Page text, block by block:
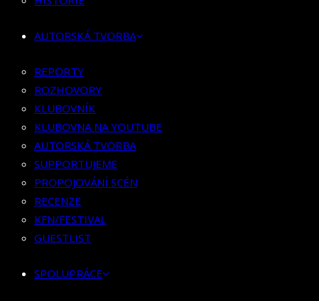
KLUBOVNA NA YOUTUBE
SUPPORTUJEME
PROPOJOVÁNÍ SCÉN
RECENZE
KFN/FESTIVAL
GUESTLIST
SPOLUPRÁCE
BOOKING
PR SPOLUPRÁCE
MERCH
AUTORSKÁ TVORBA
REPORTY
ROZHOVORY
KLUBOVNÍK
KLUBOVNA NA YOUTUBE
AUTORSKÁ TVORBA
SUPPORTUJEME
PROPOJOVÁNÍ SCÉN
RECENZE
KFN/FESTIVAL
GUESTLIST
SPOLUPRÁCE